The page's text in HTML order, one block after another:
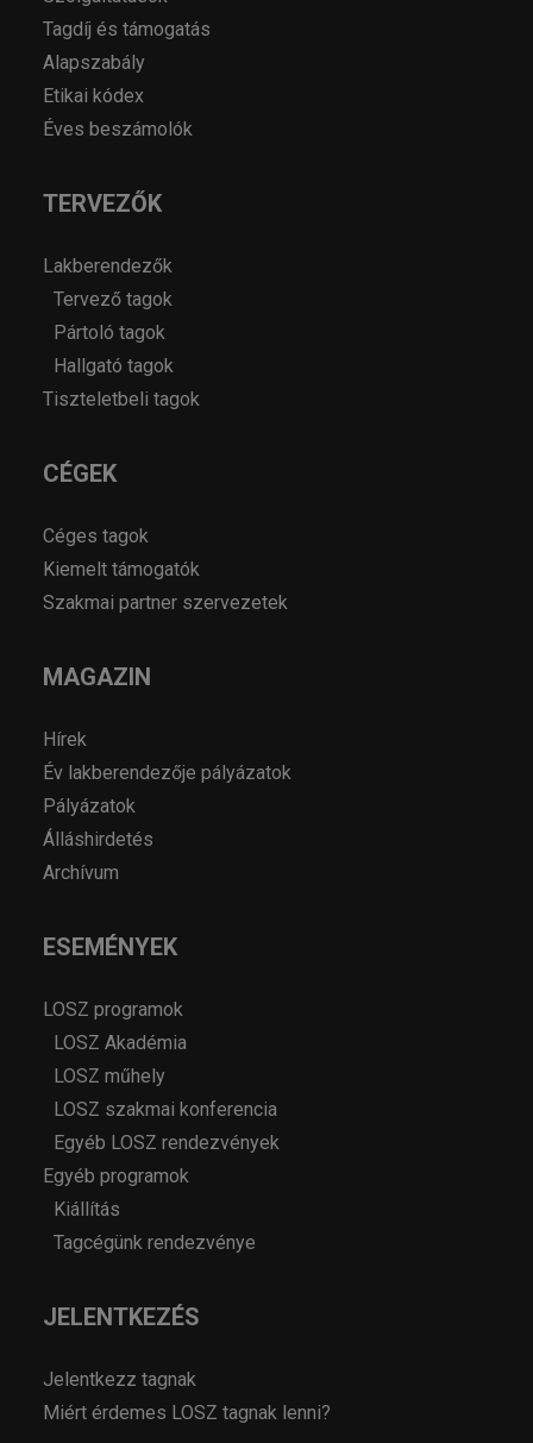
Tagdíj és támogatás
Alapszabály
Etikai kódex
Éves beszámolók
TERVEZŐK
Lakberendezők
Tervező tagok
Pártoló tagok
Hallgató tagok
Tiszteletbeli tagok
CÉGEK
Céges tagok
Kiemelt támogatók
Szakmai partner szervezetek
MAGAZIN
Hírek
Év lakberendezője pályázatok
Pályázatok
Álláshirdetés
Archívum
ESEMÉNYEK
LOSZ programok
LOSZ Akadémia
LOSZ műhely
LOSZ szakmai konferencia
Egyéb LOSZ rendezvények
Egyéb programok
Kiállítás
Tagcégünk rendezvénye
JELENTKEZÉS
Jelentkezz tagnak
Miért érdemes LOSZ tagnak lenni?